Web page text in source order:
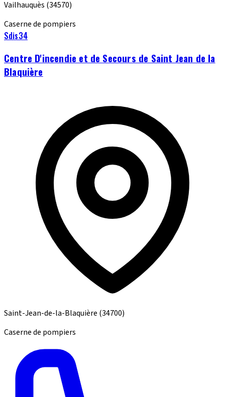
Vailhauquès (34570)
Caserne de pompiers
Sdis34
Centre D'incendie et de Secours de Saint Jean de la
Blaquière
Saint-Jean-de-la-Blaquière (34700)
Caserne de pompiers